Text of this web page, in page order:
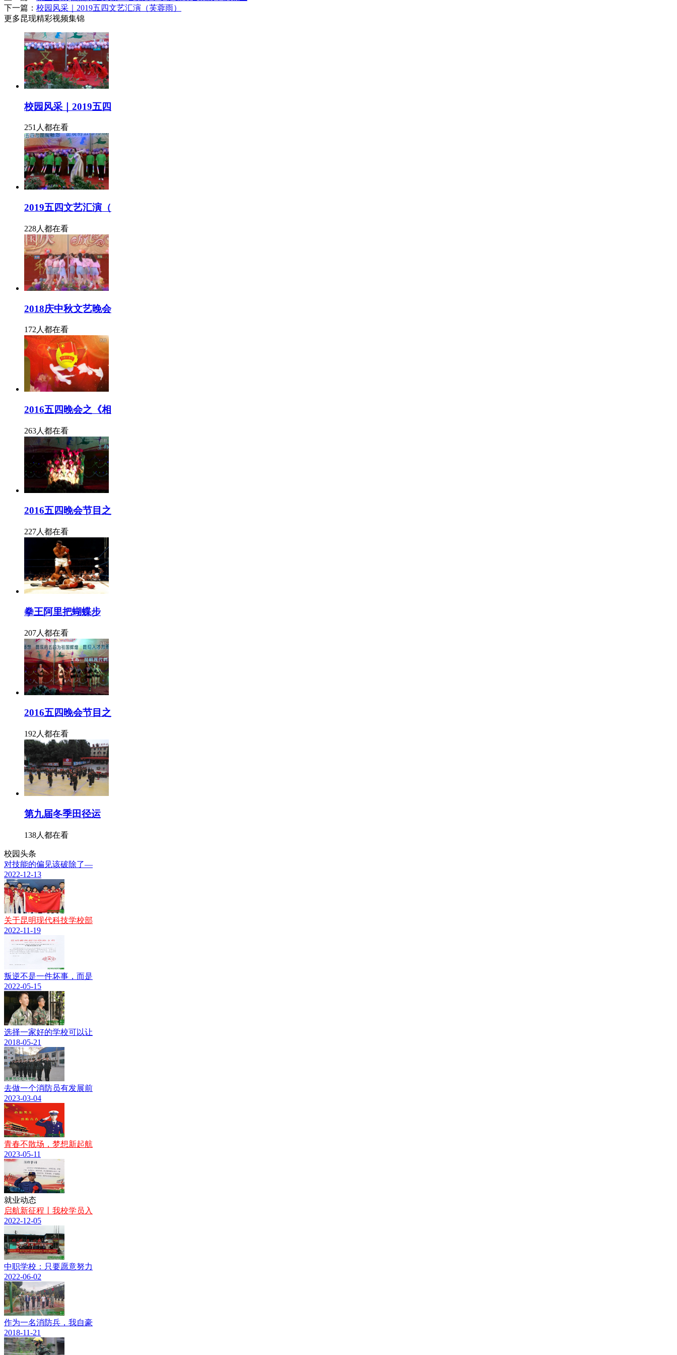
下一篇： 校园风采｜2019五四文艺汇演（芙蓉雨）
更多昆现精彩视频集锦
校园风采｜2019五四
251人都在看
2019五四文艺汇演（
228人都在看
2018庆中秋文艺晚会
172人都在看
2016五四晚会之《相
263人都在看
2016五四晚会节目之
227人都在看
拳王阿里把蝴蝶步
207人都在看
2016五四晚会节目之
192人都在看
第九届冬季田径运
138人都在看
校园头条
对技能的偏见该破除了—
2022-12-13
关于昆明现代科技学校部
2022-11-19
叛逆不是一件坏事，而是
2022-05-15
选择一家好的学校可以让
2018-05-21
去做一个消防员有发展前
2023-03-04
青春不散场，梦想新起航
2023-05-11
就业动态
启航新征程丨我校学员入
2022-12-05
中职学校：只要愿意努力
2022-06-02
作为一名消防兵，我自豪
2018-11-21